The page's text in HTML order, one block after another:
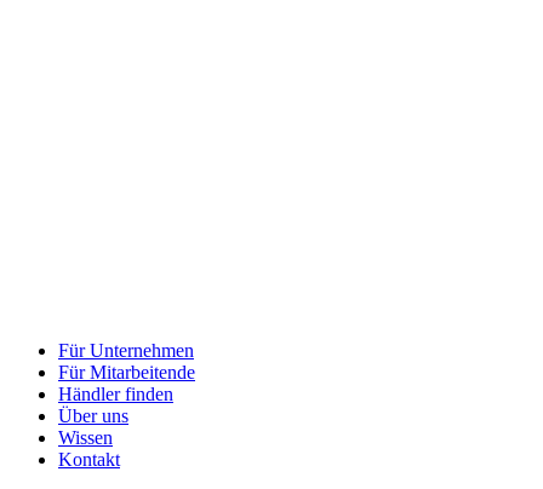
Für Unternehmen
Für Mitarbeitende
Händler finden
Über uns
Wissen
Kontakt